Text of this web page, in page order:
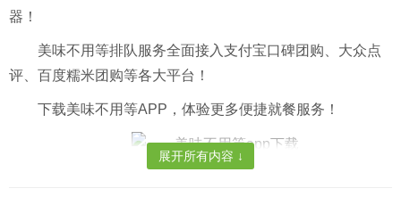
器！
美味不用等排队服务全面接入支付宝口碑团购、大众点
评、百度糯米团购等各大平台！
下载美味不用等APP，体验更多便捷就餐服务！
展开所有内容 ↓